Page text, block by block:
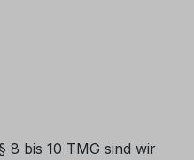
8 bis 10 TMG sind wir